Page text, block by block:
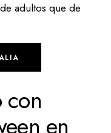
adultos que de
con
en